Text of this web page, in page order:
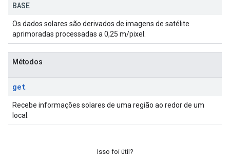
BASE
Os dados solares são derivados de imagens de satélite
aprimoradas processadas a 0,25 m/pixel.
Métodos
get
Recebe informações solares de uma região ao redor de um
local.
Isso foi útil?